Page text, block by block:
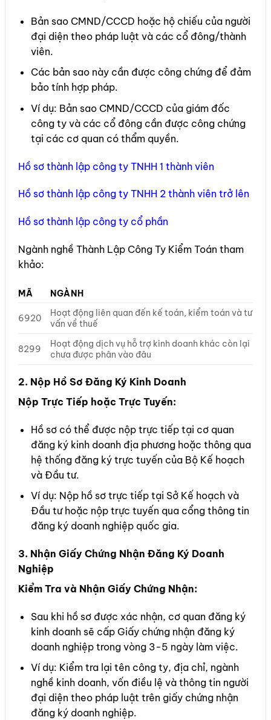
Bản sao CMND/CCCD hoặc hộ chiếu của người
đại diện theo pháp luật và các cổ đông/thành
viên.
Các bản sao này cần được công chứng để đảm
bảo tính hợp pháp.
Ví dụ: Bản sao CMND/CCCD của giám đốc
công ty và các cổ đông cần được công chứng
tại các cơ quan có thẩm quyền.
Hồ sơ thành lập công ty TNHH 1 thành viên
Hồ sơ thành lập công ty TNHH 2 thành viên trở lên
Hồ sơ thành lập công ty cổ phần
Ngành nghề Thành Lập Công Ty Kiểm Toán tham
khảo:
MÃ NGÀNH
6920
Hoạt động liên quan đến kế toán, kiểm toán và tư
vấn về thuế
8299
Hoạt động dịch vụ hỗ trợ kinh doanh khác còn lại
chưa được phân vào đâu
2. Nộp Hồ Sơ Đăng Ký Kinh Doanh
Nộp Trực Tiếp hoặc Trực Tuyến:
Hồ sơ có thể được nộp trực tiếp tại cơ quan
đăng ký kinh doanh địa phương hoặc thông qua
hệ thống đăng ký trực tuyến của Bộ Kế hoạch
và Đầu tư.
Ví dụ: Nộp hồ sơ trực tiếp tại Sở Kế hoạch và
Đầu tư hoặc nộp trực tuyến qua cổng thông tin
đăng ký doanh nghiệp quốc gia.
3. Nhận Giấy Chứng Nhận Đăng Ký Doanh
Nghiệp
Kiểm Tra và Nhận Giấy Chứng Nhận:
Sau khi hồ sơ được xác nhận, cơ quan đăng ký
kinh doanh sẽ cấp Giấy chứng nhận đăng ký
doanh nghiệp trong vòng 3-5 ngày làm việc.
Ví dụ: Kiểm tra lại tên công ty, địa chỉ, ngành
nghề kinh doanh, vốn điều lệ và thông tin người
đại diện theo pháp luật trên giấy chứng nhận
đăng ký doanh nghiệp.